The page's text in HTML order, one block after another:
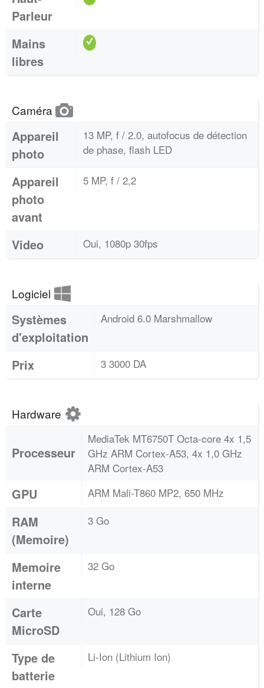
Parleur
Mains
libres
Caméra
Appareil
photo
13 MP, f / 2.0, autofocus de détection
de phase, flash LED
Appareil
photo
avant
5 MP, f / 2,2
Video Oui, 1080p 30fps
Logiciel
Systèmes
d'exploitation
Android 6.0 Marshmallow
Prix 3 3000 DA
Hardware
Processeur
MediaTek MT6750T Octa-core 4x 1,5
GHz ARM Cortex-A53, 4x 1,0 GHz
ARM Cortex-A53
GPU ARM Mali-T860 MP2, 650 MHz
RAM
(Memoire)
3 Go
Memoire
interne
32 Go
Carte
MicroSD
Oui, 128 Go
Type de
batterie
Li-Ion (Lithium Ion)